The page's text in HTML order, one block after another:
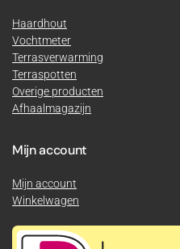
Haardhout
Vochtmeter
Terrasverwarming
Terraspotten
Overige producten
Afhaalmagazijn
Mijn account
Mijn account
Winkelwagen